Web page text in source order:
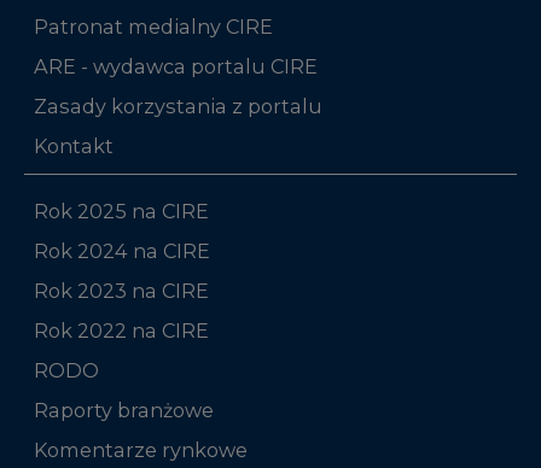
Patronat medialny CIRE
ARE - wydawca portalu CIRE
Zasady korzystania z portalu
Kontakt
Rok 2025 na CIRE
Rok 2024 na CIRE
Rok 2023 na CIRE
Rok 2022 na CIRE
RODO
Raporty branżowe
Komentarze rynkowe